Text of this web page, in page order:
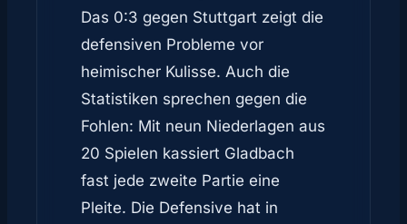
Das 0:3 gegen Stuttgart zeigt die
defensiven Probleme vor
heimischer Kulisse. Auch die
Statistiken sprechen gegen die
Fohlen: Mit neun Niederlagen aus
20 Spielen kassiert Gladbach
fast jede zweite Partie eine
Pleite. Die Defensive hat in